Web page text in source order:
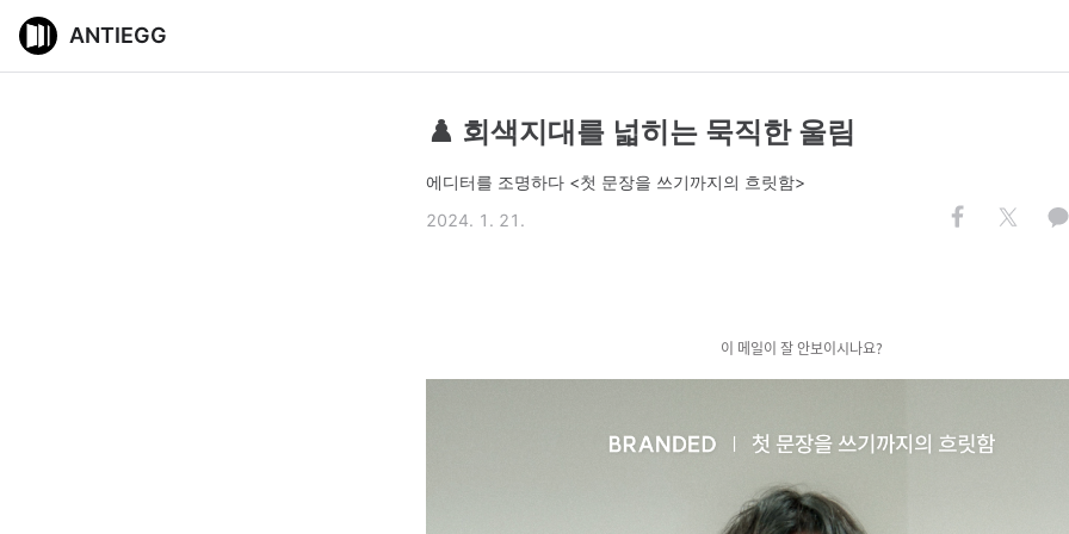
ANTIEGG
♟️ 회색지대를 넓히는 묵직한 울림
에디터를 조명하다 <첫 문장을 쓰기까지의 흐릿함>
2024. 1. 21.
이 메일이 잘 안보이시나요?